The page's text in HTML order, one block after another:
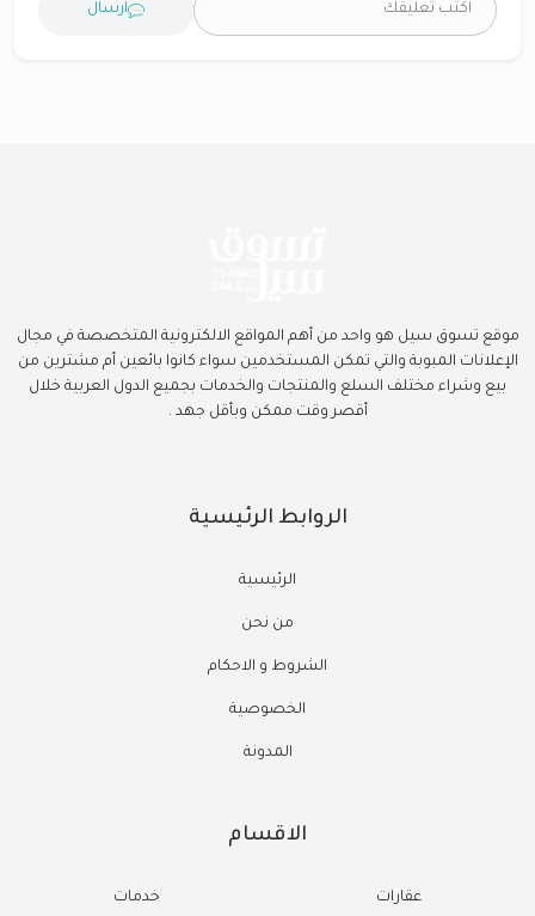
ارسال
موقع تسوق سيل هو واحد من أهم المواقع الالكترونية المتخصصة في مجال
الإعلانات المبوبة والتي تمكن المستخدمين سواء كانوا بائعين أم مشترين من
بيع وشراء مختلف السلع والمنتجات والخدمات بجميع الدول العربية خلال
أقصر وقت ممكن وبأقل جهد .
الروابط الرئيسية
الرئيسية
من نحن
الشروط و الاحكام
الخصوصية
المدونة
الاقسام
عقارات خدمات